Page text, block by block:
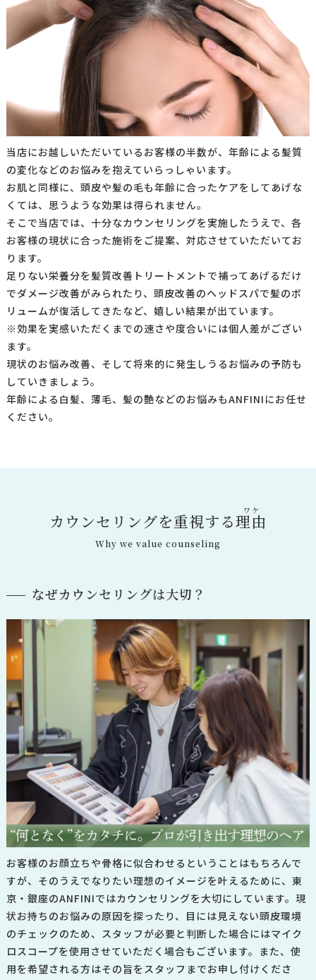
当店にお越しいただいているお客様の半数が、年齢による髪質
の変化などのお悩みを抱えていらっしゃいます。
お肌と同様に、頭皮や髪の毛も年齢に合ったケアをしてあげな
くては、思うような効果は得られません。
そこで当店では、十分なカウンセリングを実施したうえで、各
お客様の現状に合った施術をご提案、対応させていただいてお
ります。
足りない栄養分を髪質改善トリートメントで補ってあげるだけ
でダメージ改善がみられたり、頭皮改善のヘッドスパで髪のボ
リュームが復活してきたなど、嬉しい結果が出ています。
※効果を実感いただくまでの速さや度合いには個人差がござい
ます。
現状のお悩み改善、そして将来的に発生しうるお悩みの予防も
していきましょう。
年齢による白髪、薄毛、髪の艶などのお悩みもANFINIにお任せ
ください。
カウンセリングを重視する理由
ワケ
Why we value counseling
なぜカウンセリングは大切？
お客様のお顔立ちや骨格に似合わせるということはもちろんで
すが、そのうえでなりたい理想のイメージを叶えるために、東
京・銀座のANFINIではカウンセリングを大切にしています。 現
状お持ちのお悩みの原因を探ったり、目には見えない頭皮環境
のチェックのため、スタッフが必要と判断した場合にはマイク
ロスコープを使用させていただく場合もございます。また、使
用を希望される方はその旨をスタッフまでお申し付けくださ